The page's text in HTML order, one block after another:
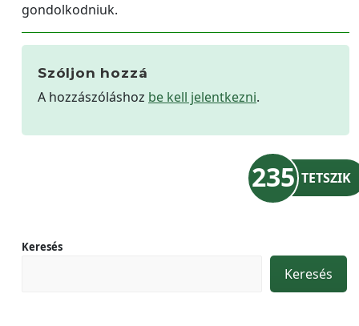
gondolkodniuk.
Szóljon hozzá
A hozzászóláshoz be kell jelentkezni.
235 TETSZIK
Keresés
Keresés